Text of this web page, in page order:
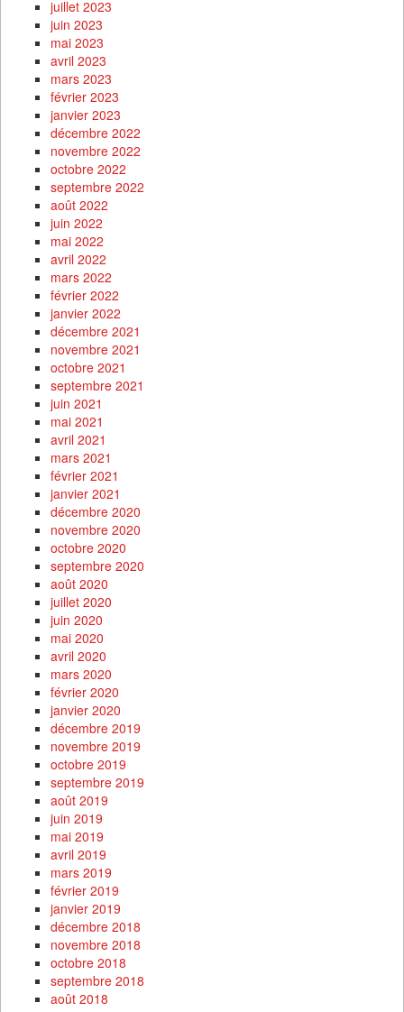
juillet 2023
juin 2023
mai 2023
avril 2023
mars 2023
février 2023
janvier 2023
décembre 2022
novembre 2022
octobre 2022
septembre 2022
août 2022
juin 2022
mai 2022
avril 2022
mars 2022
février 2022
janvier 2022
décembre 2021
novembre 2021
octobre 2021
septembre 2021
juin 2021
mai 2021
avril 2021
mars 2021
février 2021
janvier 2021
décembre 2020
novembre 2020
octobre 2020
septembre 2020
août 2020
juillet 2020
juin 2020
mai 2020
avril 2020
mars 2020
février 2020
janvier 2020
décembre 2019
novembre 2019
octobre 2019
septembre 2019
août 2019
juin 2019
mai 2019
avril 2019
mars 2019
février 2019
janvier 2019
décembre 2018
novembre 2018
octobre 2018
septembre 2018
août 2018